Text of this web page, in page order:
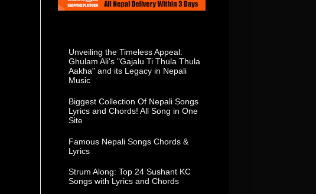
Unveiling the Timeless Appeal:
Ghulam Ali's "Gajalu Ti Thula Thula
Aakha" and its Legacy in Nepali
Music
Biggest Collection Of Nepali Songs
Lyrics and Chords! All Song in One
Site
Famous Nepali Songs Chords &
Lyrics
Strum Along: Top 24 Sushant KC
Songs with Lyrics and Chords